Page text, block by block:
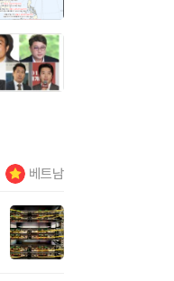
베트남